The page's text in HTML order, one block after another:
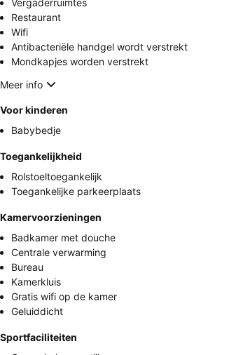
Vergaderruimtes
Restaurant
Wifi
Antibacteriële handgel wordt verstrekt
Mondkapjes worden verstrekt
Meer info
Voor kinderen
Babybedje
Toegankelijkheid
Rolstoeltoegankelijk
Toegankelijke parkeerplaats
Kamervoorzieningen
Badkamer met douche
Centrale verwarming
Bureau
Kamerkluis
Gratis wifi op de kamer
Geluiddicht
Sportfaciliteiten